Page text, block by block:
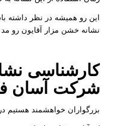
این رو همیشه در نظر داشته
نشانه خشن مزار آقایون رو
کارشناسی
شرکتآسان
بزرگواران خواهشمند هستیم